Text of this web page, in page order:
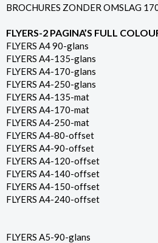
BROCHURES ZONDER OMSLAG
FLYERS-2 PAGINA’S FULL
FLYERS A4 90-glans
FLYERS A4-135-glans
FLYERS A4-170-glans
FLYERS A4-250-glans
FLYERS A4-135-mat
FLYERS A4-170-mat
FLYERS A4-250-mat
FLYERS A4-80-offset
FLYERS A4-90-offset
FLYERS A4-120-offset
FLYERS A4-140-offset
FLYERS A4-150-offset
FLYERS A4-240-offset
FLYERS A5-90-glans